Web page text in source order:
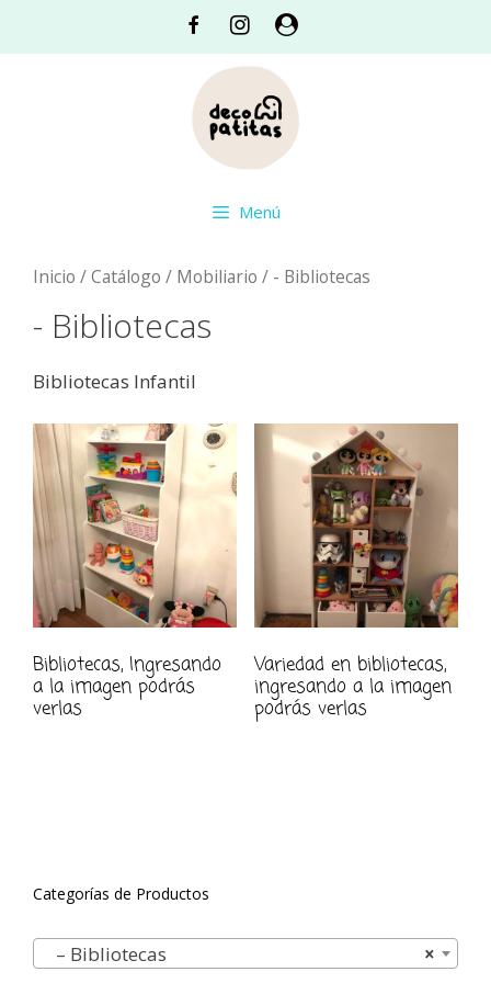
FacebookInstagramAcceso
Menú
Inicio /Catálogo / Mobiliario / - Bibliotecas
- Bibliotecas
Bibliotecas Infantil
Bibliotecas, Ingresando
a la imagen podrás
verlas
Variedad en bibliotecas,
ingresando a la imagen
podrás verlas
Categorías de Productos
×
– Bibliotecas